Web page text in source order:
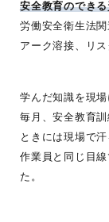
安全教育のでき
労働安全衛生法
アーク溶接、リ
学んだ知識を現場
毎月、安全教育訓
ときには現場で汗
作業員と同じ目
た。